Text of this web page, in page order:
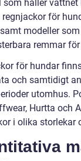
som håller
regnjackor för
modeller
remmar
för hundar
och samtidigt
utomhus.
Hurtta och
i olika storlekar